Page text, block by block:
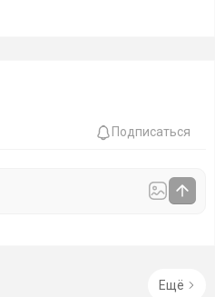
Подписаться
Ещё